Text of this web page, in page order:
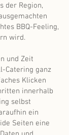
der Region,
BBQ-Feeling,
wird.
und Zeit
Catering ganz
Klicken
innerhalb
selbst
ein
Seiten eine